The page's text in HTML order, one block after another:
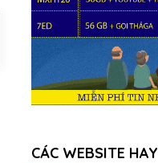
CÁC WEBSITE HAY